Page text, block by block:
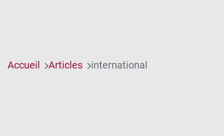
Accueil Articles international